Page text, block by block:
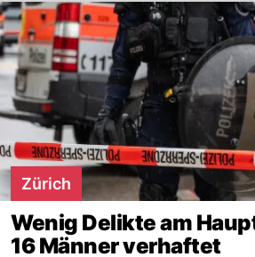
Zürich
Wenig Delikte am
16 Männer verhaftet